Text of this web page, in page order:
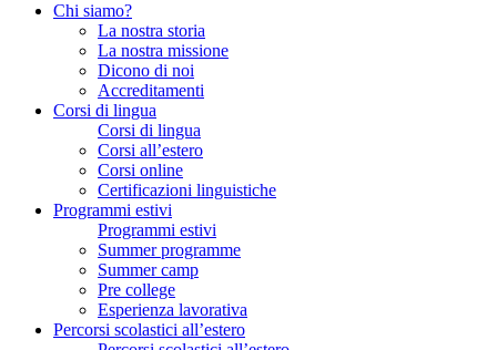
Chi siamo?
La nostra storia
La nostra missione
Dicono di noi
Accreditamenti
Corsi di lingua
Corsi di lingua
Corsi all’estero
Corsi online
Certificazioni linguistiche
Programmi estivi
Programmi estivi
Summer programme
Summer camp
Pre college
Esperienza lavorativa
Percorsi scolastici all’estero